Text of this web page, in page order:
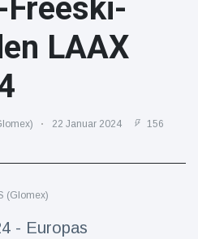
LAAX
22 Januar 2024
156
(Glomex)
- Europas